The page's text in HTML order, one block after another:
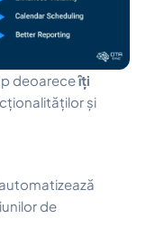
deoareceîți
și
de